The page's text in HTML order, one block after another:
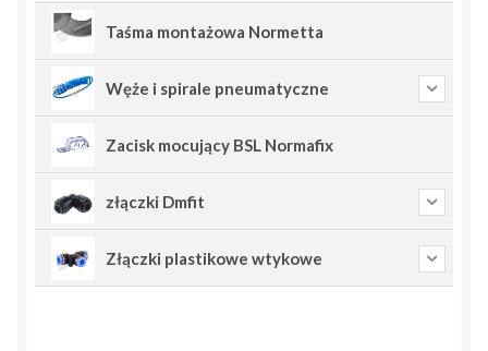
Taśma montażowa Normetta
Węże i spirale pneumatyczne
Zacisk mocujący BSL Normafix
złączki Dmfit
Złączki plastikowe wtykowe